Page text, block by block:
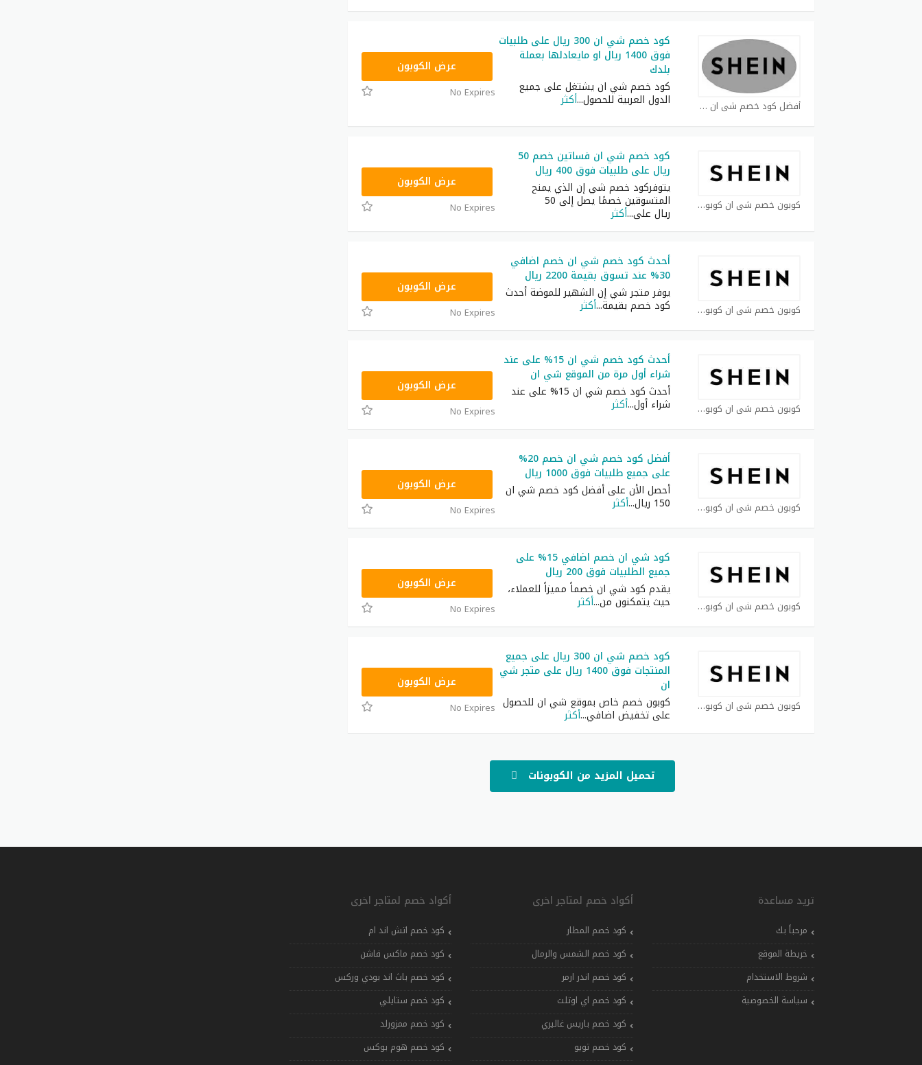
أفضل كود خصم شي ان كوبون
كود خصم شي ان 300 ريال على طلبيات
فوق 1400 ريال او مايعادلها بعملة
بلدك
كود خصم شي ان يشتغل على جميع
الدول العربية للحصول...أكثر
عرض الكوبون
No Expires
كوبون خصم شي ان كوبون
كود خصم شي ان فساتين خصم 50
ريال على طلبيات فوق 400 ريال
يتوفركود خصم شي إن الذي يمنح
المتسوقين خصمًا يصل إلى 50
ريال على...أكثر
عرض الكوبون
No Expires
كوبون خصم شي ان كوبون
أحدث كود خصم شي ان خصم اضافي
30% عند تسوق بقيمة 2200 ريال
يوفر متجر شي إن الشهير للموضة أحدث
كود خصم بقيمة...أكثر
عرض الكوبون
No Expires
كوبون خصم شي ان كوبون
أحدث كود خصم شي ان 15% على عند
شراء أول مرة من الموقع شي ان
أحدث كود خصم شي ان 15% على عند
شراء أول...أكثر
عرض الكوبون
No Expires
كوبون خصم شي ان كوبون
أفضل كود خصم شي ان خصم 20%
على جميع طلبيات فوق 1000 ريال
أحصل الأن على أفضل كود خصم شي ان
150 ريال ...أكثر
عرض الكوبون
No Expires
كوبون خصم شي ان كوبون
كود شي ان خصم اضافي 15% على
جميع الطلبيات فوق 200 ريال
يقدم كود شي ان خصماً مميزاً للعملاء،
حيث يتمكنون من...أكثر
عرض الكوبون
No Expires
كوبون خصم شي ان كوبون
كود خصم شي ان 300 ريال على جميع
المنتجات فوق 1400 ريال على متجر شي
ان
كوبون خصم خاص بموقع شي ان للحصول
على تخفيض اضافي...أكثر
عرض الكوبون
No Expires
تحميل المزيد من الكوبونات
تريد مساعدة
مرحباً بك
خريطة الموقع
شروط الاستخدام
سياسة الخصوصية
أكواد خصم لمتاجر اخرى
كود خصم المطار
كود خصم الشمس والرمال
كود خصم اندر ارمر
كود خصم اي اوتلت
كود خصم باريس غاليري
كود خصم تويو
أكواد خصم لمتاجر اخرى
كود خصم اتش اند ام
كود خصم ماكس فاشن
كود خصم باث اند بودي وركس
كود خصم ستايلي
كود خصم ممزورلد
كود خصم هوم بوكس